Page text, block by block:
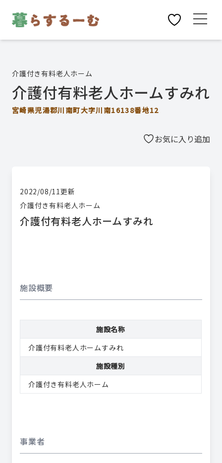
介護付き有料老人ホーム
介護付有料老人ホームすみれ
宮崎県児湯郡川南町大字川南16138番地12
お気に入り追加
2022/08/11更新
介護付き有料老人ホーム
介護付有料老人ホームすみれ
施設概要
施設名称
介護付有料老人ホームすみれ
施設種別
介護付き有料老人ホーム
事業者